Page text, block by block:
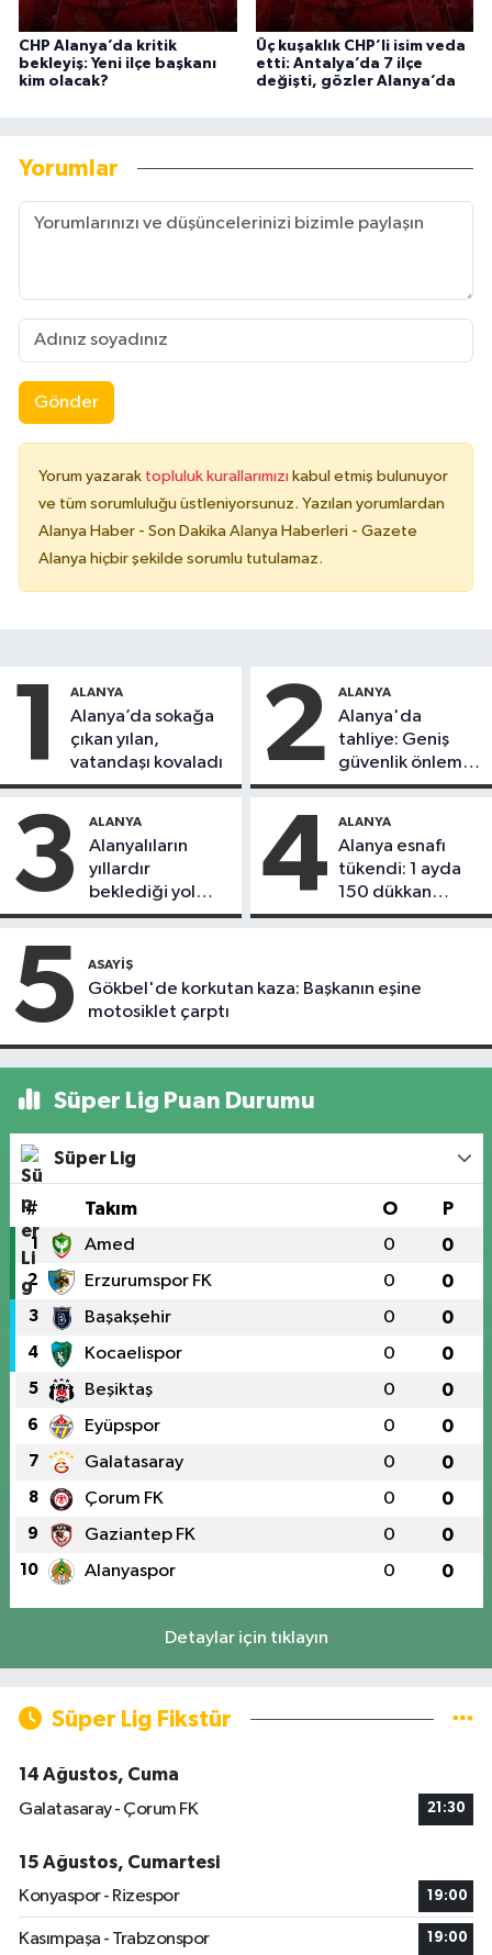
CHP Alanya’da kritik
bekleyiş: Yeni ilçe başkanı
kim olacak?
Üç kuşaklık CHP’li isim veda
etti: Antalya’da 7 ilçe
değişti, gözler Alanya’da
Yorumlar
Gönder
Yorum yazarak topluluk kurallarımızı kabul etmiş bulunuyor
ve tüm sorumluluğu üstleniyorsunuz. Yazılan yorumlardan
Alanya Haber - Son Dakika Alanya Haberleri - Gazete
Alanya hiçbir şekilde sorumlu tutulamaz.
1 ALANYA
Alanya’da sokağa
çıkan yılan,
vatandaşı kovaladı
2 ALANYA
Alanya'da
tahliye: Geniş
güvenlik önlemi
alındı
3 ALANYA
Alanyalıların
yıllardır
beklediği yol
askıdan döndü
4 ALANYA
Alanya esnafı
tükendi: 1 ayda
150 dükkan
kapandı
5 ASAYIŞ
Gökbel'de korkutan kaza: Başkanın eşine
motosiklet çarptı
Süper Lig Puan Durumu
Süper Lig
# Takım O P
1 Amed 0 0
2 Erzurumspor FK 0 0
3 Başakşehir 0 0
4 Kocaelispor 0 0
5 Beşiktaş 0 0
6 Eyüpspor 0 0
7 Galatasaray 0 0
8 Çorum FK 0 0
9 Gaziantep FK 0 0
10 Alanyaspor 0 0
Detaylar için tıklayın
Süper Lig Fikstür
14 Ağustos, Cuma
Galatasaray - Çorum FK
21:30
15 Ağustos, Cumartesi
Konyaspor - Rizespor
19:00
Kasımpaşa - Trabzonspor 19:00